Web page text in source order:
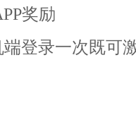
奖励
登录一次既可